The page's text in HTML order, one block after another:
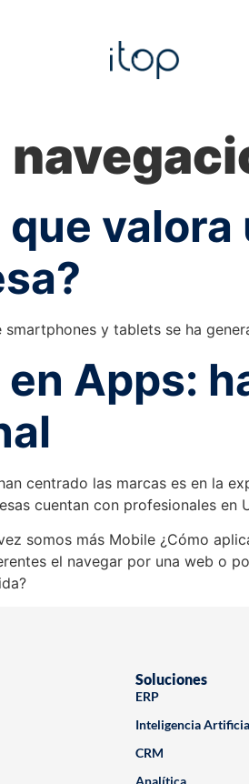
que
smartphones y tablets se ha
en Apps:
centrado las marcas es en la
cuentan con profesionales en
somos más Mobile ¿Cómo
el navegar por una web o
Soluciones
ERP
Inteligencia
CRM
Analítica